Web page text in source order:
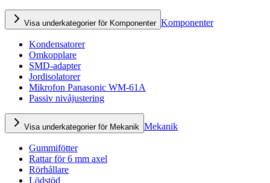
Visa underkategorier för Komponenter Komponenter
Kondensatorer
Omkopplare
SMD-adapter
Jordisolatorer
Mikrofon Panasonic WM-61A
Passiv nivåjustering
Visa underkategorier för Mekanik Mekanik
Gummifötter
Rattar för 6 mm axel
Rörhållare
Lödstöd